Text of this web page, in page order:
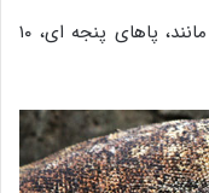
ویژگی های قابل توجه: دندان های کوسه مانند، پاهای پنجه ای، ۱۰